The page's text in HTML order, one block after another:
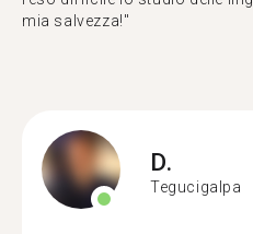
mia salvezza!"
D.
Tegucigalpa